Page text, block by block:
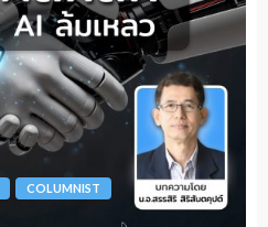
COLUMNIST